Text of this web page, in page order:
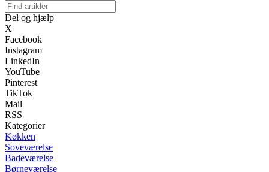
Del og hjælp
X
Facebook
Instagram
LinkedIn
YouTube
Pinterest
TikTok
Mail
RSS
Kategorier
Køkken
Soveværelse
Badeværelse
Børneværelse